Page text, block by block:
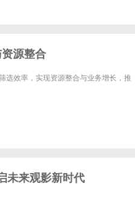
源整合
选效率，实现资源整合与业务增长，推
未来观影新时代